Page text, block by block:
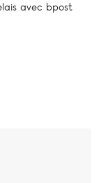
avec bpost